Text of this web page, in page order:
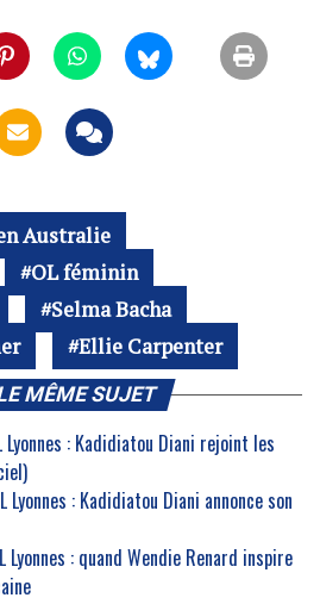
Australie
OL féminin
Selma Bacha
Ellie Carpenter
MÊME SUJET
Lyonnes : Kadidiatou Diani rejoint les
Lyonnes : Kadidiatou Diani annonce son
Lyonnes : quand Wendie Renard inspire